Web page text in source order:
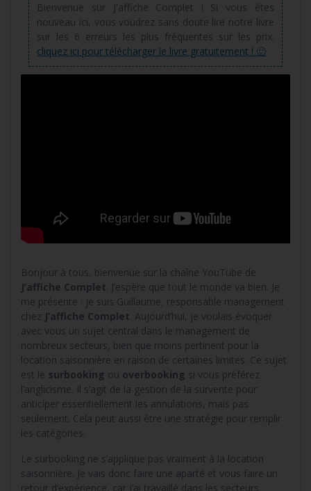
Bienvenue sur J'affiche Complet ! Si vous êtes
nouveau ici, vous voudrez sans doute lire notre livre
sur les 6 erreurs les plus fréquentes sur les prix.
cliquez ici pour télécharger le livre gratuitement ! 🙂
Bonjour à tous, bienvenue sur la chaîne YouTube de
J’affiche Complet . J’espère que tout le monde va bien. Je
me présente : je suis Guillaume, responsable management
chez J’affiche Complet . Aujourd’hui, je voulais évoquer
avec vous un sujet central dans le management de
nombreux secteurs, bien que moins pertinent pour la
location saisonnière en raison de certaines limites. Ce sujet
est le surbooking ou overbooking si vous préférez
l’anglicisme. Il s’agit de la gestion de la survente pour
anticiper essentiellement les annulations, mais pas
seulement. Cela peut aussi être une stratégie pour remplir
les catégories.
Le surbooking ne s’applique pas vraiment à la location
saisonnière. Je vais donc faire une aparté et vous faire un
retour d’expérience, car j’ai travaillé dans les secteurs